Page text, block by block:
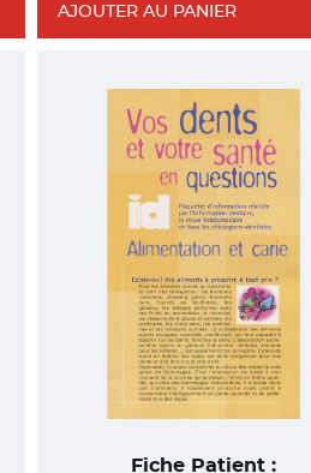
AJOUTER AU PANIER
Fiche Patient :